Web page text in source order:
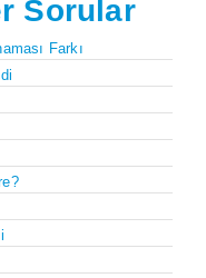
Sorular
Farkı